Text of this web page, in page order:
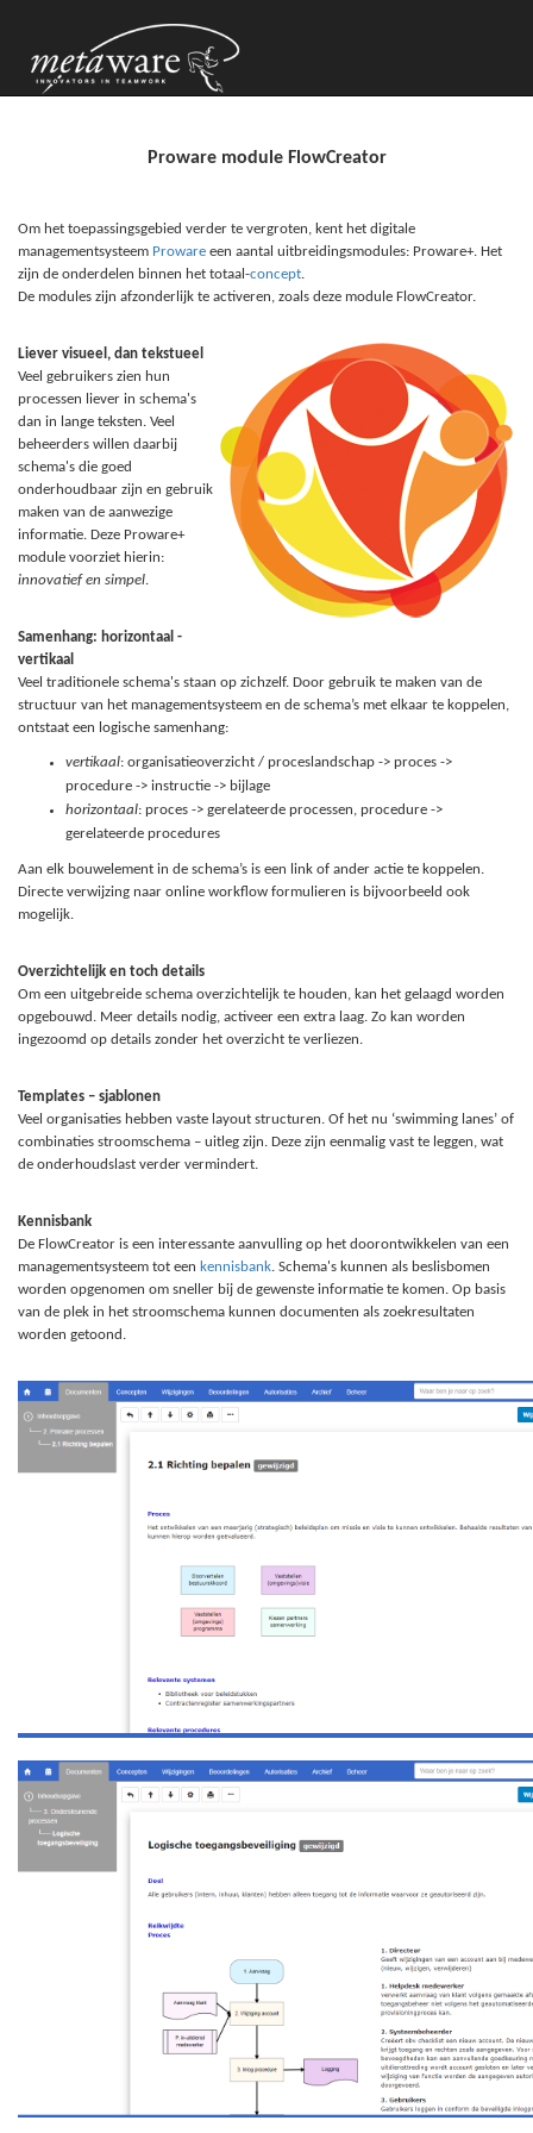
Proware module FlowCreator
Om het toepassingsgebied verder te vergroten, kent het digitale
managementsysteem Proware een aantal uitbreidingsmodules: Proware+. Het
zijn de onderdelen binnen het totaal-concept.
De modules zijn afzonderlijk te activeren, zoals deze module FlowCreator.
Liever visueel, dan tekstueel
Veel gebruikers zien hun
processen liever in schema's
dan in lange teksten. Veel
beheerders willen daarbij
schema's die goed
onderhoudbaar zijn en gebruik
maken van de aanwezige
informatie. Deze Proware+
module voorziet hierin:
innovatief en simpel.
Samenhang: horizontaal -
vertikaal
Veel traditionele schema's staan op zichzelf. Door gebruik te maken van de
structuur van het managementsysteem en de schema’s met elkaar te koppelen,
ontstaat een logische samenhang:
vertikaal: organisatieoverzicht / proceslandschap -> proces ->
procedure -> instructie -> bijlage
horizontaal: proces -> gerelateerde processen, procedure ->
gerelateerde procedures
Aan elk bouwelement in de schema’s is een link of ander actie te koppelen.
Directe verwijzing naar online workflow formulieren is bijvoorbeeld ook
mogelijk.
Overzichtelijk en toch details
Om een uitgebreide schema overzichtelijk te houden, kan het gelaagd worden
opgebouwd. Meer details nodig, activeer een extra laag. Zo kan worden
ingezoomd op details zonder het overzicht te verliezen.
Templates – sjablonen
Veel organisaties hebben vaste layout structuren. Of het nu ‘swimming lanes’ of
combinaties stroomschema – uitleg zijn. Deze zijn eenmalig vast te leggen, wat
de onderhoudslast verder vermindert.
Kennisbank
De FlowCreator is een interessante aanvulling op het doorontwikkelen van een
managementsysteem tot een kennisbank. Schema's kunnen als beslisbomen
worden opgenomen om sneller bij de gewenste informatie te komen. Op basis
van de plek in het stroomschema kunnen documenten als zoekresultaten
worden getoond.